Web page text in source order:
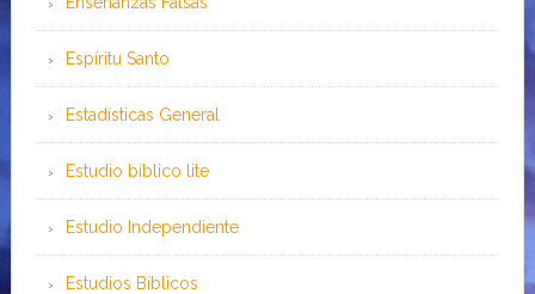
Espíritu Santo
Estadísticas General
Estudio bíblico lite
Estudio Independiente
Estudios Bíblicos